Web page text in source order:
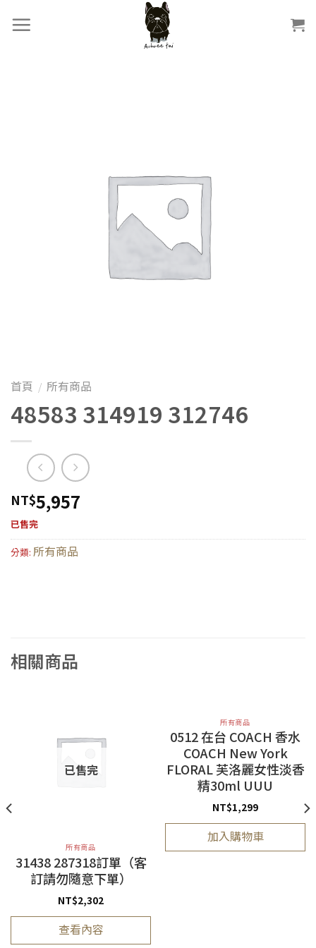
首頁 / 所有商品
48583 314919 312746
NT$5,957
已售完
分類: 所有商品
相關商品
已售完
所有商品
31438 287318訂單（客
訂請勿隨意下單）
NT$2,302
查看內容
所有商品
0512 在台 COACH 香水
COACH New York
FLORAL 芙洛麗女性淡香
精30ml UUU
NT$1,299
加入購物車